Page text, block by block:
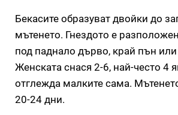
Бекасите образуват двойки до
мътенето. Гнездото е
под паднало дърво, край пън или
Женската снася 2-6, най-често 4
отглежда малките сама.
20-24 дни.